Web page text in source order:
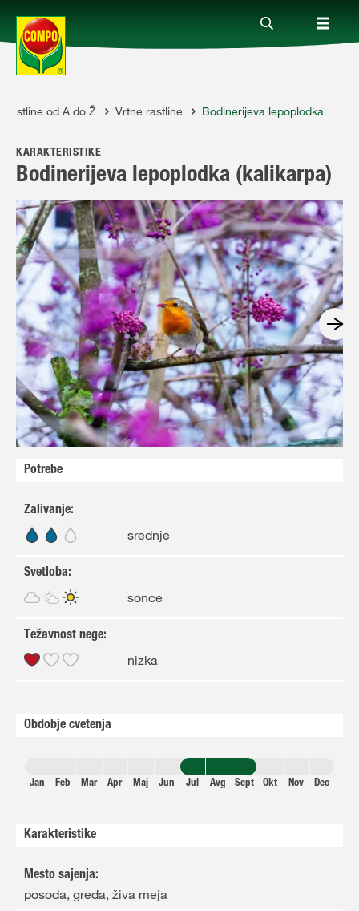
Izdelki
Vodiči
Podjetje
Rastline od A do Ž Vrtne rastline Bodinerijeva lepoplodka
KARAKTERISTIKE
Bodinerijeva lepoplodka (kalikarpa)
Potrebe
Zalivanje:
srednje
Svetloba:
sonce
Težavnost nege:
nizka
Obdobje cvetenja
Jan Feb Mar Apr Maj Jun Jul Avg Sept Okt Nov Dec
Karakteristike
Mesto sajenja:
posoda, greda, živa meja